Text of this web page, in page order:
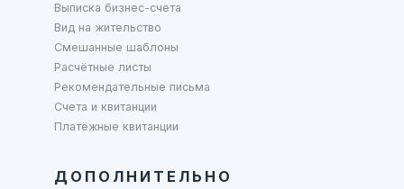
Выписка бизнес-счета
Вид на жительство
Смешанные шаблоны
Расчётные листы
Рекомендательные письма
Счета и квитанции
Платёжные квитанции
ДОПОЛНИТЕЛЬНО